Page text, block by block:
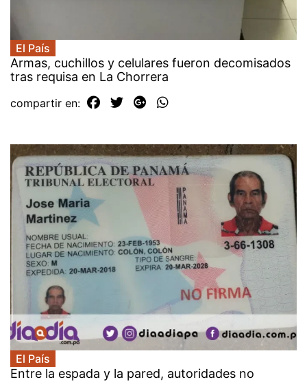
El País
Armas, cuchillos y celulares fueron decomisados
tras requisa en La Chorrera
compartir en:
El País
Entre la espada y la pared, autoridades no